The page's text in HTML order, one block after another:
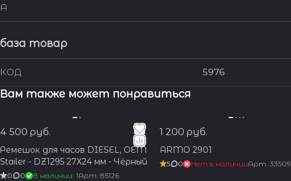
A
база товар
КОД 5976
Вам также может понравиться
4 500 руб.
Ремешок для часов DIESEL, OEM
Stailer - DZ1295 27Х24 мм - Чёрный
0 0 В наличии: 1Арт. 85126
1 200 руб.
ARMO 2901
5 0 Нет в наличииАрт.33509